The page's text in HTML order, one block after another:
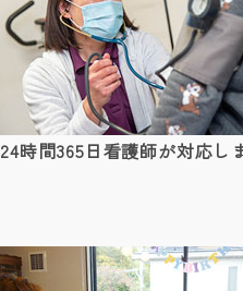
24時間365日看護師が対応し